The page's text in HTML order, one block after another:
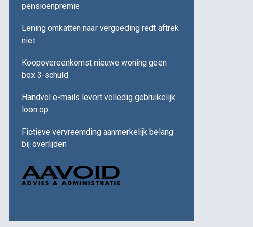
pensioenpremie
Lening omkatten naar vergoeding redt aftrek
niet
Koopovereenkomst nieuwe woning geen
box 3-schuld
Handvol e-mails levert volledig gebruikelijk
loon op
Fictieve vervreemding aanmerkelijk belang
bij overlijden